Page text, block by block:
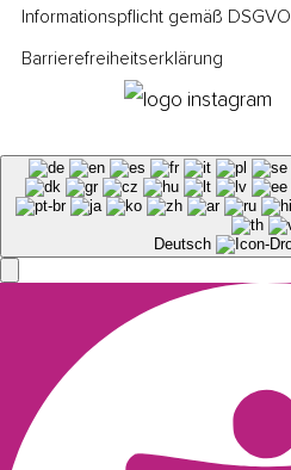
Informationspflicht gemäß DSGVO
Barrierefreiheitserklärung
Deutsch